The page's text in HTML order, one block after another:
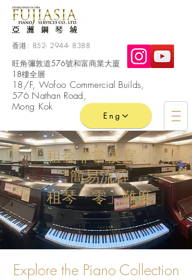
香港: 852- 2944- 8388
旺角彌敦道576號和富商業大廈
18樓全層
​18/F, Wofoo Commercial Builds,
576 Nathan Road,
Mong Kok
Eng
租金非常便宜，
簡易流程
租琴「零」難度
Explore the Piano Collection